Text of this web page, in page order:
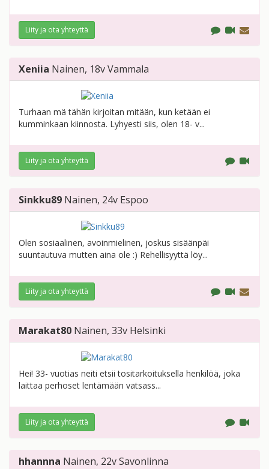
Liity ja ota yhteyttä
Xeniia Nainen, 18vVammala
Turhaan mä tähän kirjoitan mitään, kun ketään ei
kumminkaan kiinnosta. Lyhyesti siis, olen 18- v...
Liity ja ota yhteyttä
Sinkku89 Nainen, 24v Espoo
Olen sosiaalinen, avoinmielinen, joskus sisäänpäi
suuntautuva mutten aina ole :) Rehellisyyttä löy...
Liity ja ota yhteyttä
Marakat80 Nainen, 33v Helsinki
Hei! 33- vuotias neiti etsii tositarkoituksella henkilöä, joka
laittaa perhoset lentämään vatsass...
Liity ja ota yhteyttä
hhannna Nainen, 22vSavonlinna